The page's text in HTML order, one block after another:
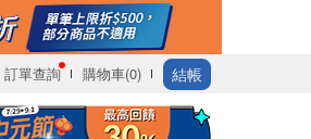
訂單查詢 購物車(0) 結帳